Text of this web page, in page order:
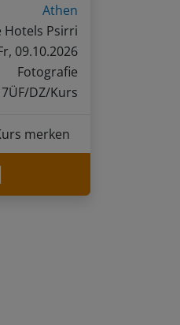
Athen
Hotels Psirri
09.10.2026
Fotografie
DZ/Kurs
merken